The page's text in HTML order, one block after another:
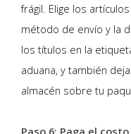
frágil. Elige los
método de envío y la
los títulos en la
aduana, y también
almacén sobre tu
Paso 6: Paga el